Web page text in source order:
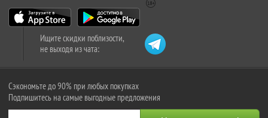
Ищите скидки поблизости,
не выходя из чата:
Сэкономьте до 90% при любых покупках
Подпишитесь на самые выгодные предложения